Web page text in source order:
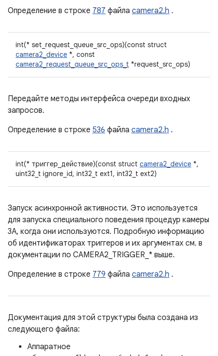
Определение в строке 787 файла camera2.h .
int(* set_request_queue_src_ops)(const struct
camera2_device *, const
camera2_request_queue_src_ops_t *request_src_ops)
Передайте методы интерфейса очереди входных
запросов.
Определение в строке 536 файла camera2.h .
int(* триггер_действие)(const struct camera2_device *,
uint32_t ignore_id, int32_t ext1, int32_t ext2)
Запуск асинхронной активности. Это используется
для запуска специального поведения процедур камеры
3A, когда они используются. Подробную информацию
об идентификаторах триггеров и их аргументах см. в
документации по CAMERA2_TRIGGER_* выше.
Определение в строке 779 файла camera2.h .
Документация для этой структуры была создана из
следующего файла:
Аппаратное